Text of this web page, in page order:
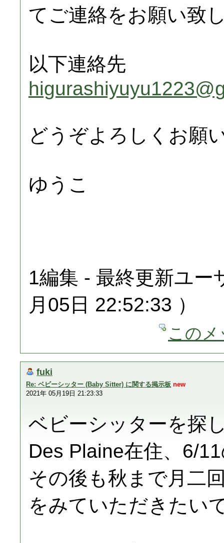
てご連絡をお願い致
以下連絡先
どうぞよろしくお願
ゆうこ
1編集 - 最終更新ユー
月05日 22:52:33 ）
この
fuki
Re: ベビーシッター (Baby Sitter) に関する掲示板 new
2021年 05月19日 21:23:33
ベビーシッターを探
Des Plaine在住、6/
その後も秋まで月二
をみていただきたい